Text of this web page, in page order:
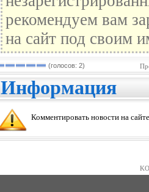
рекомендуем вам
на сайт под своим
(голосов: 2)
Информация
Комментировать новости на